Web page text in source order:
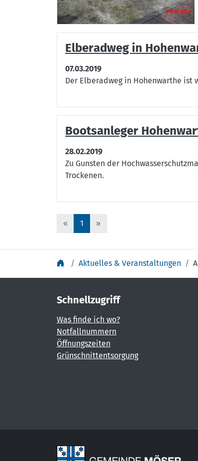
Elberadweg in
07.03.2019
Der Elberadweg in Hohenwarthe ist
Bootsanleger
28.02.2019
Zu Gunsten der
Trockenen.
« 1 »
Aktuelles & Veranstaltungen
Schnellzugriff
Was finde ich wo?
Notfallnummern
Öffnungszeiten
Grünschnittentsorgung